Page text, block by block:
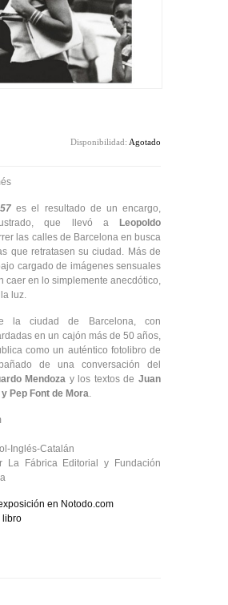
Disponibilidad: Agotado
es el resultado de un encargo,
que llevó a
Leopoldo
las calles de Barcelona en busca
que retratasen su ciudad. Más de
cargado de imágenes sensuales
caer en lo simplemente anecdótico,
luz.
la ciudad de Barcelona, con
en un cajón más de 50 años,
como un auténtico fotolibro de
de una conversación del
Mendoza y los textos deJuan
Pep Font de Mora.
Inglés-Catalán
La Fábrica Editorial y Fundación
en Notodo.com
libro